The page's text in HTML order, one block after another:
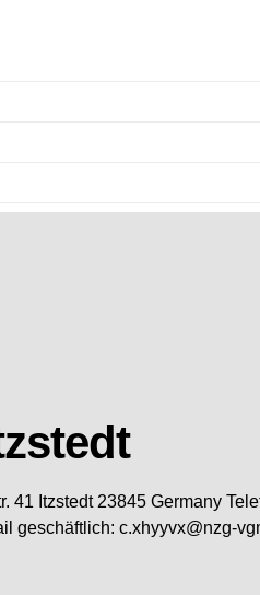
41 Itzstedt 23845 Germany
geschäftlich: c.xhyyvx@nzg-